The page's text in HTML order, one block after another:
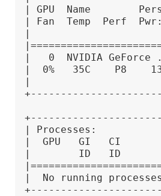
| GPU  Name
| Fan  Temp  Perf
|
|   0  NVIDIA
|  0%   35C    P8
|
| Processes:
|  GPU   GI   CI
|        ID   ID
|  No running